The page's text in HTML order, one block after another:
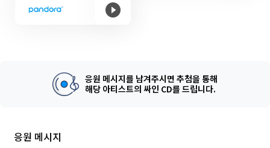
응원 메시지를 남겨주시면 추첨을 통해
해당 아티스트의 싸인 CD를 드립니다.
응원 메시지